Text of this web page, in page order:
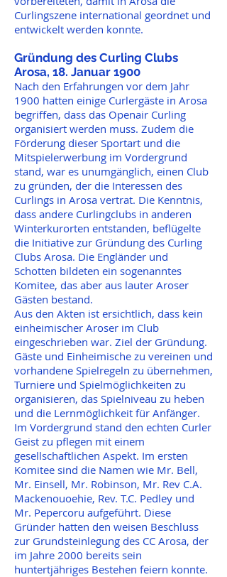
Curlingszene international geordnet und
entwickelt werden konnte.
Gründung des Curling Clubs
Arosa, 18. Januar 1900
Nach den Erfahrungen vor dem Jahr
1900 hatten einige Curlergäste in Arosa
begriffen, dass das Openair Curling
organisiert werden muss. Zudem die
Förderung dieser Sportart und die
Mitspielerwerbung im Vordergrund
stand, war es unumgänglich, einen Club
zu gründen, der die Interessen des
Curlings in Arosa vertrat. Die Kenntnis,
dass andere Curlingclubs in anderen
Winterkurorten entstanden, beflügelte
die Initiative zur Gründung des Curling
Clubs Arosa. Die Engländer und
Schotten bildeten ein sogenanntes
Komitee, das aber aus lauter Aroser
Gästen bestand.
Aus den Akten ist ersichtlich, dass kein
einheimischer Aroser im Club
eingeschrieben war. Ziel der Gründung.
Gäste und Einheimische zu vereinen und
vorhandene Spielregeln zu übernehmen,
Turniere und Spielmöglichkeiten zu
organisieren, das Spielniveau zu heben
und die Lernmöglichkeit für Anfänger.
Im Vordergrund stand den echten Curler
Geist zu pflegen mit einem
gesellschaftlichen Aspekt. Im ersten
Komitee sind die Namen wie Mr. Bell,
Mr. Einsell, Mr. Robinson, Mr. Rev C.A.
Mackenouoehie, Rev. T.C. Pedley und
Mr. Pepercoru aufgeführt. Diese
Gründer hatten den weisen Beschluss
zur Grundsteinlegung des CC Arosa, der
im Jahre 2000 bereits sein
huntertjähriges Bestehen feiern konnte.